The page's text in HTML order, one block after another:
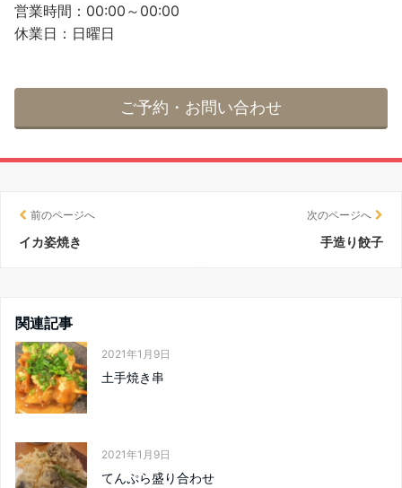
営業時間：00:00～00:00
休業日：日曜日
ご予約・お問い合わせ
前のページへ
イカ姿焼き
次のページへ
手造り餃子
関連記事
2021年1月9日
土手焼き串
2021年1月9日
てんぷら盛り合わせ